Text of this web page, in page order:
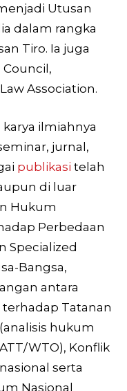
Utusan
dalam rangka
Tiro. Ia juga
Association.
ilmiahnya
jurnal,
publikasi telah
di luar
Hukum
Perbedaan
Specialized
Bangsa,
antara
Tatanan
hukum
WTO), Konflik
serta
Nasional